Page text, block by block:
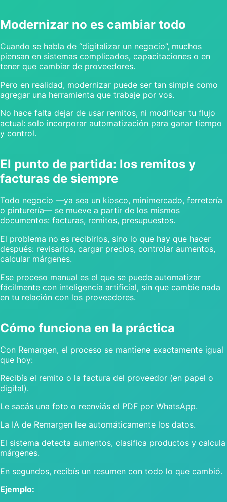
Modernizar no es cambiar todo
Cuando se habla de “digitalizar un negocio”, muchos
piensan en sistemas complicados, capacitaciones o en
tener que cambiar de proveedores.
Pero en realidad, modernizar puede ser tan simple como
agregar una herramienta que trabaje por vos.
No hace falta dejar de usar remitos, ni modificar tu flujo
actual: solo incorporar automatización para ganar tiempo
y control.
El punto de partida: los remitos y
facturas de siempre
Todo negocio —ya sea un kiosco, minimercado, ferretería
o pinturería— se mueve a partir de los mismos
documentos: facturas, remitos, presupuestos.
El problema no es recibirlos, sino lo que hay que hacer
después: revisarlos, cargar precios, controlar aumentos,
calcular márgenes.
Ese proceso manual es el que se puede automatizar
fácilmente con inteligencia artificial, sin que cambie nada
en tu relación con los proveedores.
Cómo funciona en la práctica
Con Remargen, el proceso se mantiene exactamente igual
que hoy:
Recibís el remito o la factura del proveedor (en papel o
digital).
Le sacás una foto o reenviás el PDF por WhatsApp.
La IA de Remargen lee automáticamente los datos.
El sistema detecta aumentos, clasifica productos y calcula
márgenes.
En segundos, recibís un resumen con todo lo que cambió.
Ejemplo: